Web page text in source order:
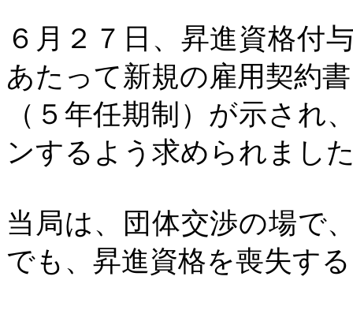
６月２７日、昇進資格付
あたって新規の雇用契約書
（５年任期制）が示され
ンするよう求められまし
当局は、団体交渉の場で
でも、昇進資格を喪失す